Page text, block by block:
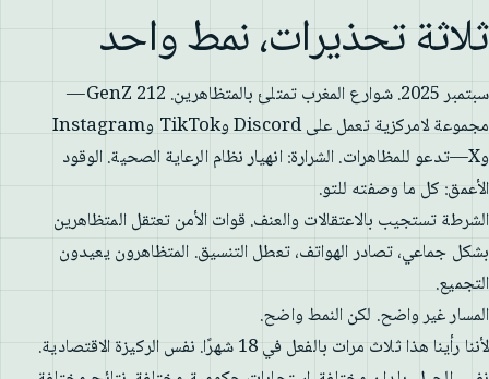
ثلاثة تحذيرات، نمط واحد
سبتمبر 2025. شوارع المغرب تمتلئ بالمتظاهرين. GenZ 212—
مجموعة لامركزية تعمل على Discord وTikTok وInstagram
وX—تدعو للمظاهرات. الشرارة: انهيار نظام الرعاية الصحية. الوقود
الأعمق: كل ما وصفته للتو.
الشرطة تستجيب بالاعتقالات والعنف. قوات الأمن تعتقل المتظاهرين
بشكل جماعي، تصادر الهواتف، تعطل التنسيق. المتظاهرون يعيدون
التجميع.
المسار غير واضح. لكن النمط واضح.
لأننا رأينا هذا ثلاث مرات بالفعل في 18 شهرًا. نفس الركيزة الاقتصادية.